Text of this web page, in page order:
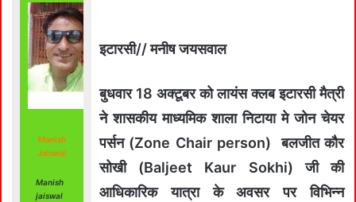
Manish
Jaiswal
Manish
jaiswal
इटारसी// मनीष जयसवाल
बुधवार 18 अक्टूबर को लायंस क्लब इटारसी मैत्री
ने शासकीय माध्यमिक शाला निटाया मे जोन चेयर
पर्सन (Zone Chair person) बलजीत कौर
सोखी (Baljeet Kaur Sokhi) जी की
आधिकारिक यात्रा के अवसर पर विभिन्न